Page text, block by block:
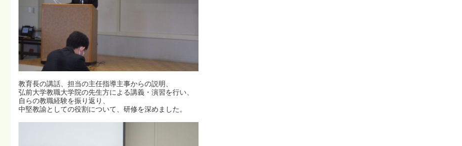
教育長の講話、担当の主任指導主事からの説明、
弘前大学教職大学院の先生方による講義・演習を行い、
自らの教職経験を振り返り、
中堅教諭としての役割について、研修を深めました。